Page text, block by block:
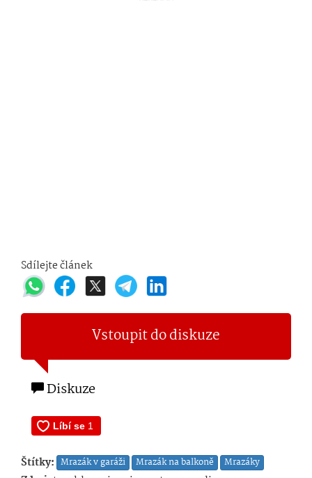
Sdílejte článek
Vstoupit do diskuze
Diskuze
Štítky: Mrazák v garáži Mrazák na balkoně Mrazáky